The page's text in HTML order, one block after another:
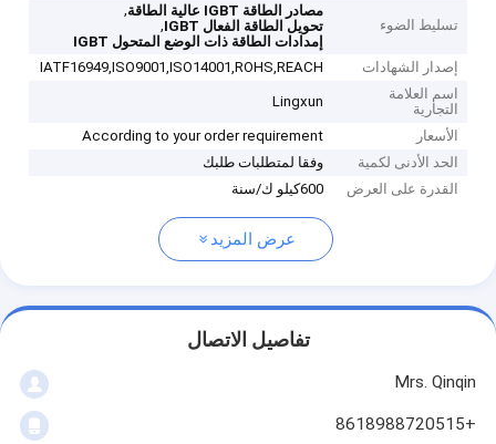
تسليط الضوء
مصادر الطاقة IGBT عالية الطاقة
,
تحويل الطاقة الفعال IGBT
,
إمدادات الطاقة ذات الوضع المتحول IGBT
إصدار الشهادات
IATF16949,ISO9001,ISO14001,ROHS,REACH
اسم العلامة
التجارية
Lingxun
الأسعار
According to your order requirement
الحد الأدنى لكمية
وفقا لمتطلبات طلبك
القدرة على العرض
600كيلو ك/سنة
عرض المزيد
تفاصيل الاتصال
Mrs. Qinqin
+8618988720515